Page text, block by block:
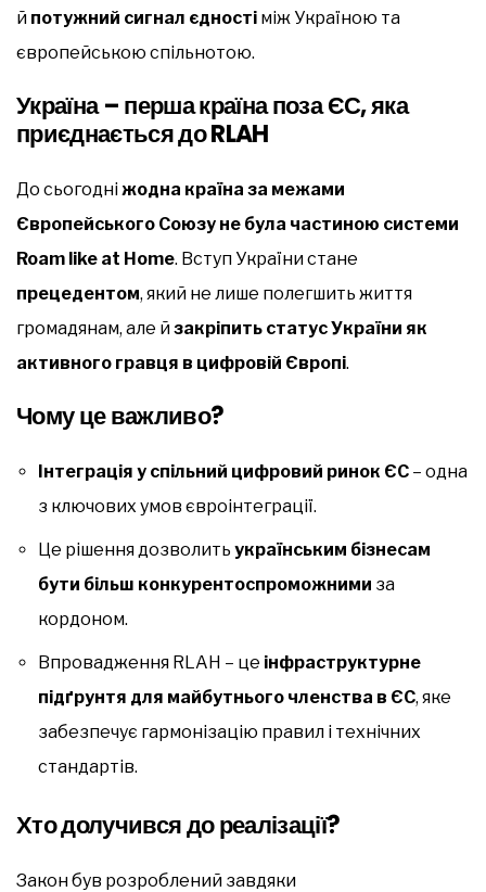
й потужний сигнал єдності між Україною та
європейською спільнотою.
Україна – перша країна поза ЄС, яка
приєднається до RLAH
До сьогодніжодна країна за межами
Європейського Союзу не була частиною системи
Roam like at Home. Вступ України стане
прецедентом, який не лише полегшить життя
громадянам, але йзакріпить статус України як
активного гравця в цифровій Європі.
Чому це важливо?
Інтеграція у спільний цифровий ринок ЄС – одна
з ключових умов євроінтеграції.
Це рішення дозволить українським бізнесам
бути більш конкурентоспроможними за
кордоном.
Впровадження RLAH – це інфраструктурне
підґрунтя для майбутнього членства в ЄС, яке
забезпечує гармонізацію правил і технічних
стандартів.
Хто долучився до реалізації?
Закон був розроблений завдяки